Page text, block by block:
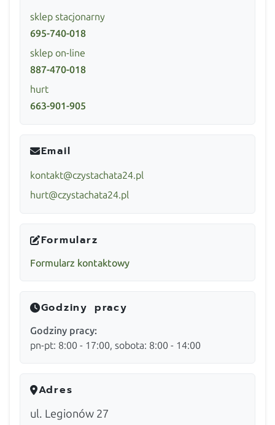
sklep stacjonarny
695-740-018
sklep on-line
887-470-018
hurt
663-901-905
Email
kontakt@czystachata24.pl
hurt@czystachata24.pl
Formularz
Formularz kontaktowy
Godziny pracy
Godziny pracy:
pn-pt: 8:00 - 17:00, sobota: 8:00 - 14:00
Adres
ul. Legionów 27